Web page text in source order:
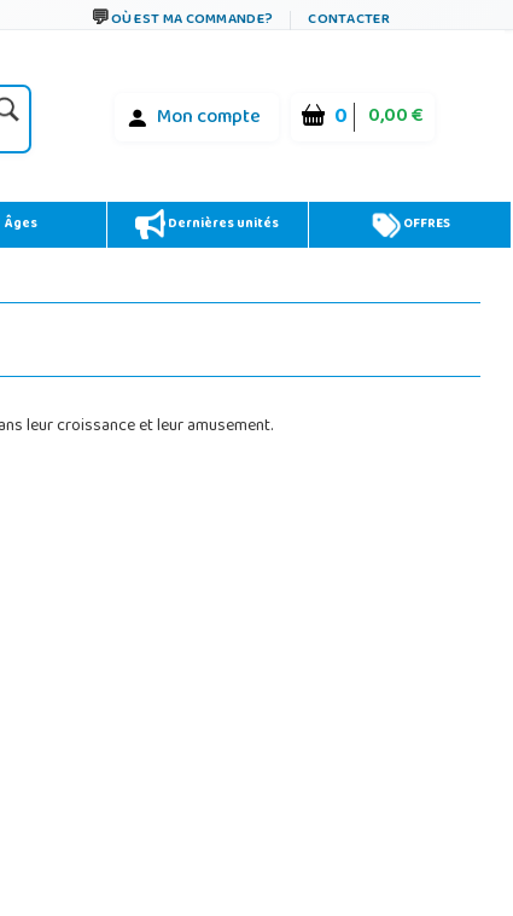
OÙ EST MA COMMANDE? CONTACTER
Mon compte 0 0,00 €
Âges Dernières unités OFFRES
leur croissance et leur amusement.